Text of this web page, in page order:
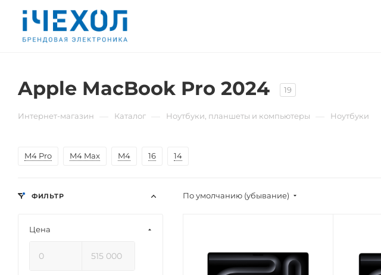
Apple MacBook Pro 2024 19
Интернет-магазин Каталог Ноутбуки, планшеты и компьютеры Ноутбуки
M4 Pro M4 Max M4 16 14
По умолчанию (убывание)
ФИЛЬТР
Цена